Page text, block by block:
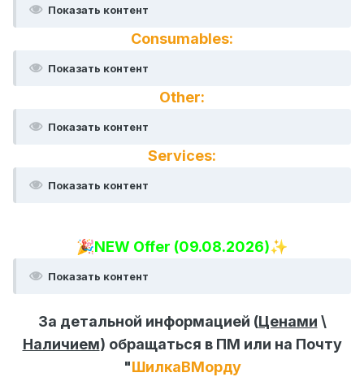
Показать контент
Consumables:
Показать контент
Other:
Показать контент
Services:
Показать контент
🎉NEW Offer (09.08.2026)✨
Показать контент
За детальной информацией (Ценами \
Наличием) обращаться в ПМ или на Почту
"ШилкаВМорду